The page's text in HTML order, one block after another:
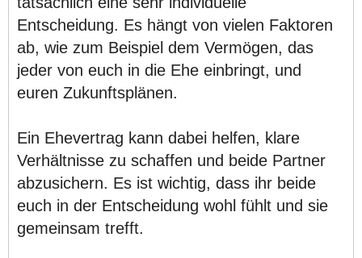
Entscheidung. Es hängt von vielen Faktoren
ab, wie zum Beispiel dem Vermögen, das
jeder von euch in die Ehe einbringt, und
euren Zukunftsplänen.
Ein Ehevertrag kann dabei helfen, klare
Verhältnisse zu schaffen und beide Partner
abzusichern. Es ist wichtig, dass ihr beide
euch in der Entscheidung wohl fühlt und sie
gemeinsam trefft.